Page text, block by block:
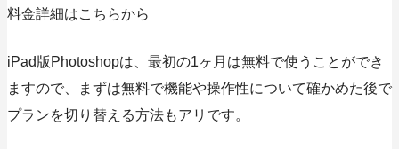
料金詳細はこちらから
iPad版Photoshopは、最初の1ヶ月は無料で使うことができ
ますので、まずは無料で機能や操作性について確かめた後で
プランを切り替える方法もアリです。